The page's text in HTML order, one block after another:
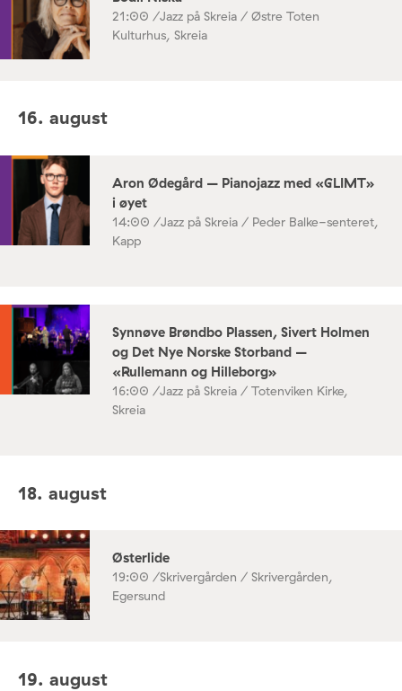
21:00 /Jazz på Skreia / Østre Toten
Kulturhus, Skreia
16. august
Aron Ødegård – Pianojazz med «GLIMT»
i øyet
14:00 /Jazz på Skreia / Peder Balke-senteret,
Kapp
Synnøve Brøndbo Plassen, Sivert Holmen
og Det Nye Norske Storband –
«Rullemann og Hilleborg»
16:00 /Jazz på Skreia / Totenviken Kirke,
Skreia
18. august
Østerlide
19:00 /Skrivergården / Skrivergården,
Egersund
19. august